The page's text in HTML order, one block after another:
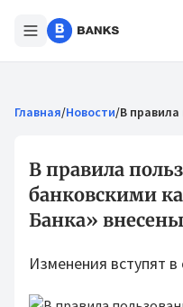
Главная/Новости/В
В правила
банковскими
Банка»
Изменения вступят